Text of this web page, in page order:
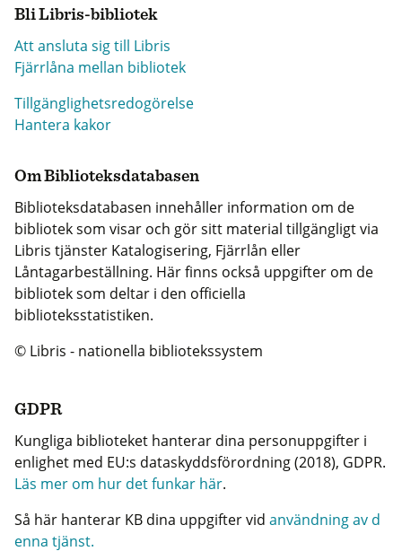
Bli Libris-bibliotek
Att ansluta sig till Libris
Fjärrlåna mellan bibliotek
Tillgänglighetsredogörelse
Hantera kakor
Om Biblioteksdatabasen
Biblioteksdatabasen innehåller information om de
bibliotek som visar och gör sitt material tillgängligt via
Libris tjänster Katalogisering, Fjärrlån eller
Låntagarbeställning. Här finns också uppgifter om de
bibliotek som deltar i den officiella
biblioteksstatistiken.
© Libris - nationella bibliotekssystem
GDPR
Kungliga biblioteket hanterar dina personuppgifter i
enlighet med EU:s dataskyddsförordning (2018), GDPR.
Läs mer om hur det funkar här.
Så här hanterar KB dina uppgifter vid användning av d
enna tjänst.